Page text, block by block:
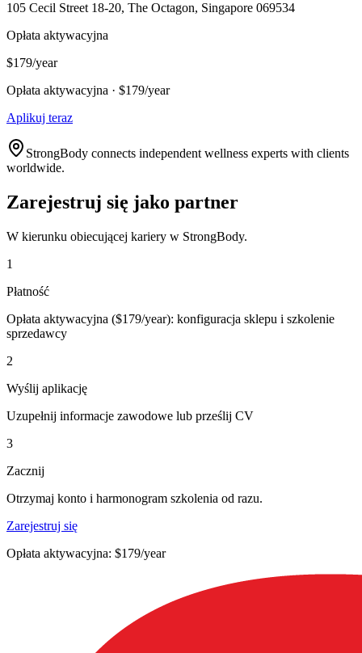
105 Cecil Street 18-20, The Octagon, Singapore 069534
Opłata aktywacyjna
$179/year
Opłata aktywacyjna · $179/year
Aplikuj teraz
StrongBody connects independent wellness experts with clients
worldwide.
Zarejestruj się jako partner
W kierunku obiecującej kariery w StrongBody.
1
Płatność
Opłata aktywacyjna ($179/year): konfiguracja sklepu i szkolenie
sprzedawcy
2
Wyślij aplikację
Uzupełnij informacje zawodowe lub prześlij CV
3
Zacznij
Otrzymaj konto i harmonogram szkolenia od razu.
Zarejestruj się
Opłata aktywacyjna: $179/year